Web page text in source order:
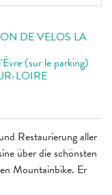
Restaurierung aller
über die schönsten
Mountainbike. Er
DE VELOS LA
(sur le parking)
LOIRE